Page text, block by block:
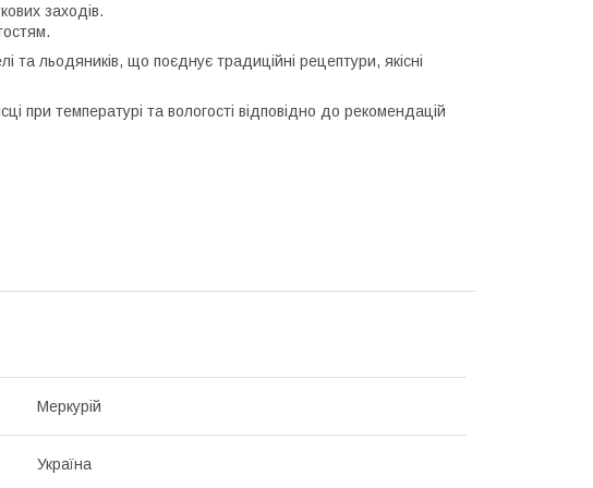
заходів.
та льодяників, що поєднує традиційні рецептури, якісні
при температурі та вологості відповідно до рекомендацій
Меркурій
Україна